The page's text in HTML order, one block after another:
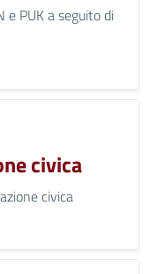
e PUK a seguito di
civica
civica